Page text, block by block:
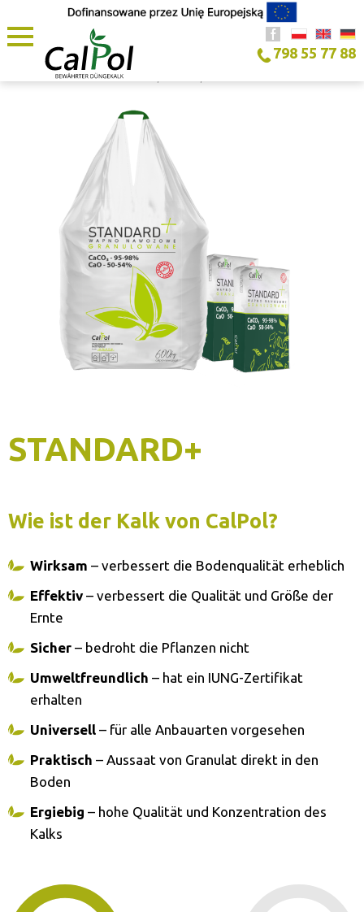
798 55 77 88
STARTSEITE
STANDARD+
Wie ist der Kalk von CalPol?
Wirksam – verbessert die Bodenqualität erheblich
Effektiv – verbessert die Qualität und Größe der
Ernte
Sicher – bedroht die Pflanzen nicht
Umweltfreundlich – hat ein IUNG-Zertifikat
erhalten
Universell – für alle Anbauarten vorgesehen
Praktisch – Aussaat von Granulat direkt in den
Boden
Ergiebig – hohe Qualität und Konzentration des
Kalks